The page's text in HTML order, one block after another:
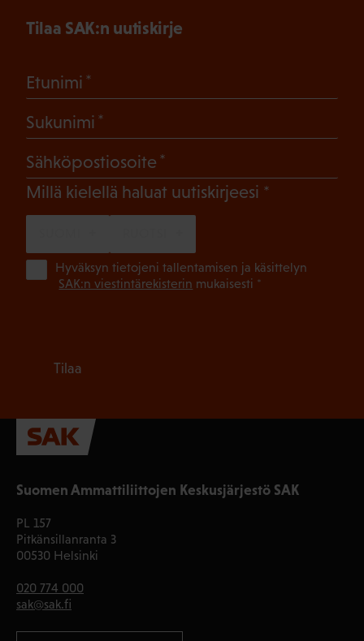
Suomen Ammattiliittojen Keskusjärjestö SAK
PL 157
Pitkänsillanranta 3
00530 Helsinki
020 774 000
sak@sak.fi
Tilaa SAK:n uutiskirje
Etunimi
Sukunimi
Sähköpostiosoite
Millä kielellä haluat uutiskirjeesi (Pakollinen)
Hyväksyn tietojeni tallentamisen ja käsittelyn
SAK:n viestintärekisterin mukaisesti *
Tilaa